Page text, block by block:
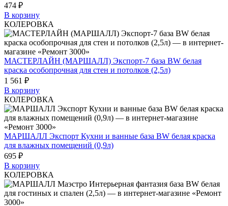
474 ₽
В корзину
КОЛЕРОВКА
МАСТЕРЛАЙН (МАРШАЛЛ) Экспорт-7 база BW белая
краска особопрочная для стен и потолков (2,5л)
1 561 ₽
В корзину
КОЛЕРОВКА
МАРШАЛЛ Экспорт Кухни и ванные база BW белая краска
для влажных помещений (0,9л)
695 ₽
В корзину
КОЛЕРОВКА